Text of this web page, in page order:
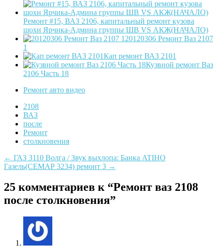
Ремонт #15, ВАЗ 2106, капитальный ремонт кузова
шохи Ярчика-Админа группы ШВ VS АКЖ(НАЧАЛО)
20120306 Ремонт Ваз 2107
1
Кап ремонт ВАЗ 2101
Кузвной ремонт Ваз
2106 Часть 18
Ремонт авто видео
2108
ВАЗ
после
Ремонт
столкновения
Post
navigation
← ГАЗ 3110 Волга / Звук выхлопа: Банка ATIHO
Газель(СЕМАР 3234) ремонт 3 →
25 комментариев к “Ремонт ваз 2108
после столкновения”